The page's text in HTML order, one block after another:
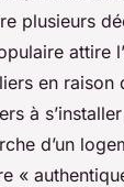
plusieurs
attire
en raison
à
d’un
«